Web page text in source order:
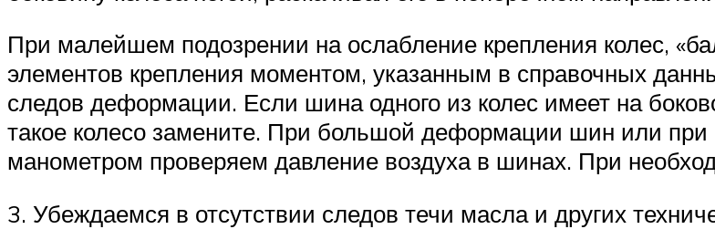
При малейшем подозрении на ослабление крепления колес,
элементов крепления моментом, указанным в справочных
следов деформации. Если шина одного из колес имеет на
такое колесо замените. При большой деформации шин или
манометром проверяем давление воздуха в шинах. При
3. Убеждаемся в отсутствии следов течи масла и других